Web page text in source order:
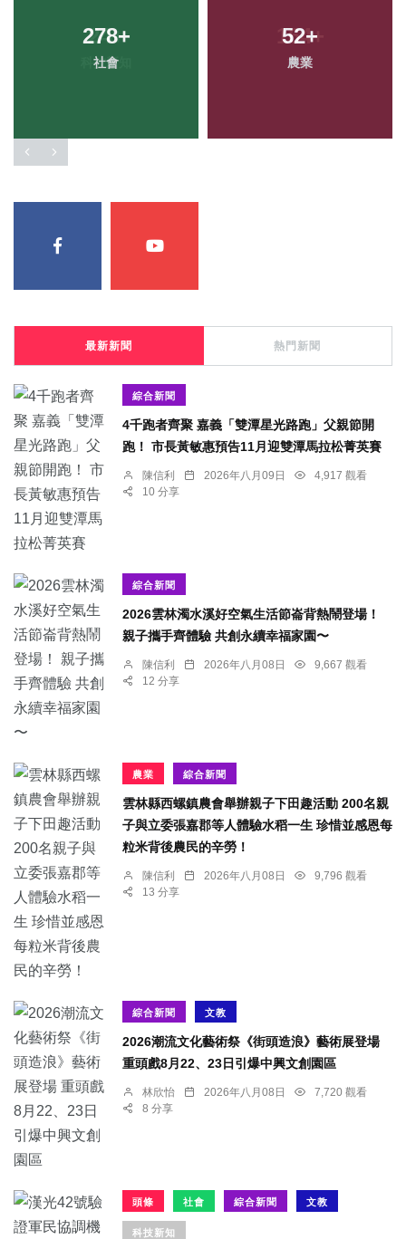
278+
社會
52+
農業
最新新聞 熱門新聞
綜合新聞
4千跑者齊聚 嘉義「雙潭星光路跑」父親節開
跑！ 市長黃敏惠預告11月迎雙潭馬拉松菁英賽
陳信利 2026年八月09日
4,917 觀看
10 分享
綜合新聞
2026雲林濁水溪好空氣生活節崙背熱鬧登場！
親子攜手齊體驗 共創永續幸福家園〜
陳信利 2026年八月08日
9,667 觀看
12 分享
農業 綜合新聞
雲林縣西螺鎮農會舉辦親子下田趣活動 200名親
子與立委張嘉郡等人體驗水稻一生 珍惜並感恩每
粒米背後農民的辛勞！
陳信利 2026年八月08日
9,796 觀看
13 分享
綜合新聞 文教
2026潮流文化藝術祭《街頭造浪》藝術展登場
重頭戲8月22、23日引爆中興文創園區
林欣怡 2026年八月08日
7,720 觀看
8 分享
頭條 社會 綜合新聞 文教
科技新知